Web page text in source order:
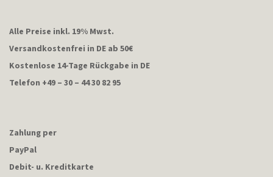
Alle Preise inkl. 19% Mwst.
Versandkostenfrei in DE ab 50€
Kostenlose 14-Tage Rückgabe in DE
Telefon +49 – 30 – 44 30 82 95
Zahlung per
PayPal
Debit- u. Kreditkarte